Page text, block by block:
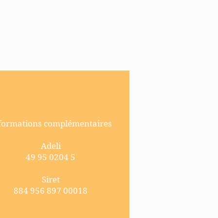
complémentaires
Adeli
49 95 0204 5
Siret
884 956 897 00018